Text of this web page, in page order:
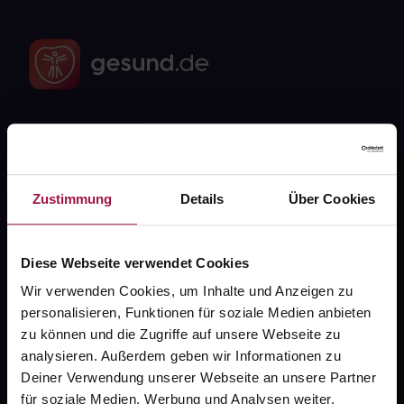
Zustimmung Details Über Cookies
Diese Webseite verwendet Cookies
Wir verwenden Cookies, um Inhalte und Anzeigen zu
personalisieren, Funktionen für soziale Medien anbieten
zu können und die Zugriffe auf unsere Webseite zu
analysieren. Außerdem geben wir Informationen zu
Deiner Verwendung unserer Webseite an unsere Partner
für soziale Medien, Werbung und Analysen weiter.
Kontakt
Widerrufsformular
gesund.de